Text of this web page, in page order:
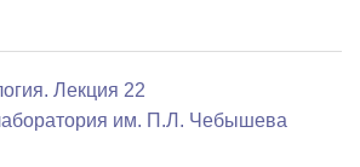
Лекция 22
им. П.Л. Чебышева